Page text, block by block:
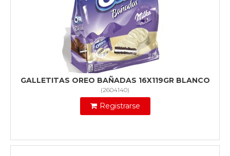
GALLETITAS OREO BAÑADAS 16X119GR BLANCO
(2604140)
Registrarse